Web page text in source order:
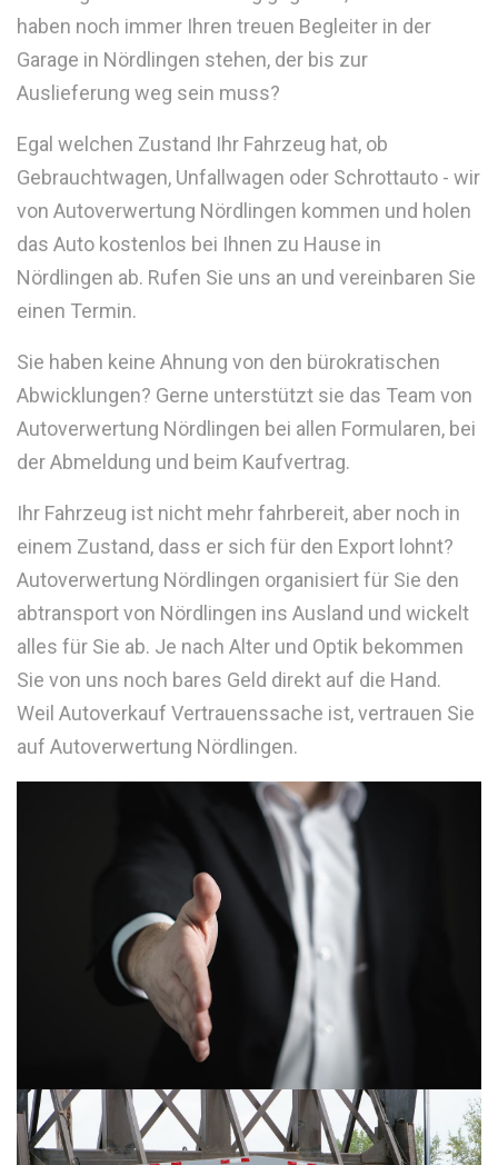
haben noch immer Ihren treuen Begleiter in der
Garage in Nördlingen stehen, der bis zur
Auslieferung weg sein muss?
Egal welchen Zustand Ihr Fahrzeug hat, ob
Gebrauchtwagen, Unfallwagen oder Schrottauto - wir
von Autoverwertung Nördlingen kommen und holen
das Auto kostenlos bei Ihnen zu Hause in
Nördlingen ab. Rufen Sie uns an und vereinbaren Sie
einen Termin.
Sie haben keine Ahnung von den bürokratischen
Abwicklungen? Gerne unterstützt sie das Team von
Autoverwertung Nördlingen bei allen Formularen, bei
der Abmeldung und beim Kaufvertrag.
Ihr Fahrzeug ist nicht mehr fahrbereit, aber noch in
einem Zustand, dass er sich für den Export lohnt?
Autoverwertung Nördlingen organisiert für Sie den
abtransport von Nördlingen ins Ausland und wickelt
alles für Sie ab. Je nach Alter und Optik bekommen
Sie von uns noch bares Geld direkt auf die Hand.
Weil Autoverkauf Vertrauenssache ist, vertrauen Sie
auf Autoverwertung Nördlingen.